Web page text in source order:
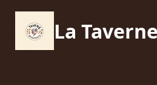
La